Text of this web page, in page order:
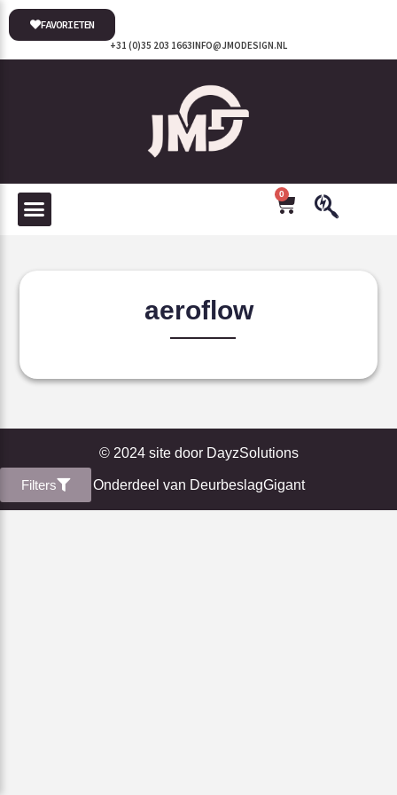
INFO@JMODESIGN.NL
+31 (0)35 203 1663
FAVORIETEN
0
aeroflow
Filters
© 2024 site door DayzSolutions
Onderdeel van DeurbeslagGigant